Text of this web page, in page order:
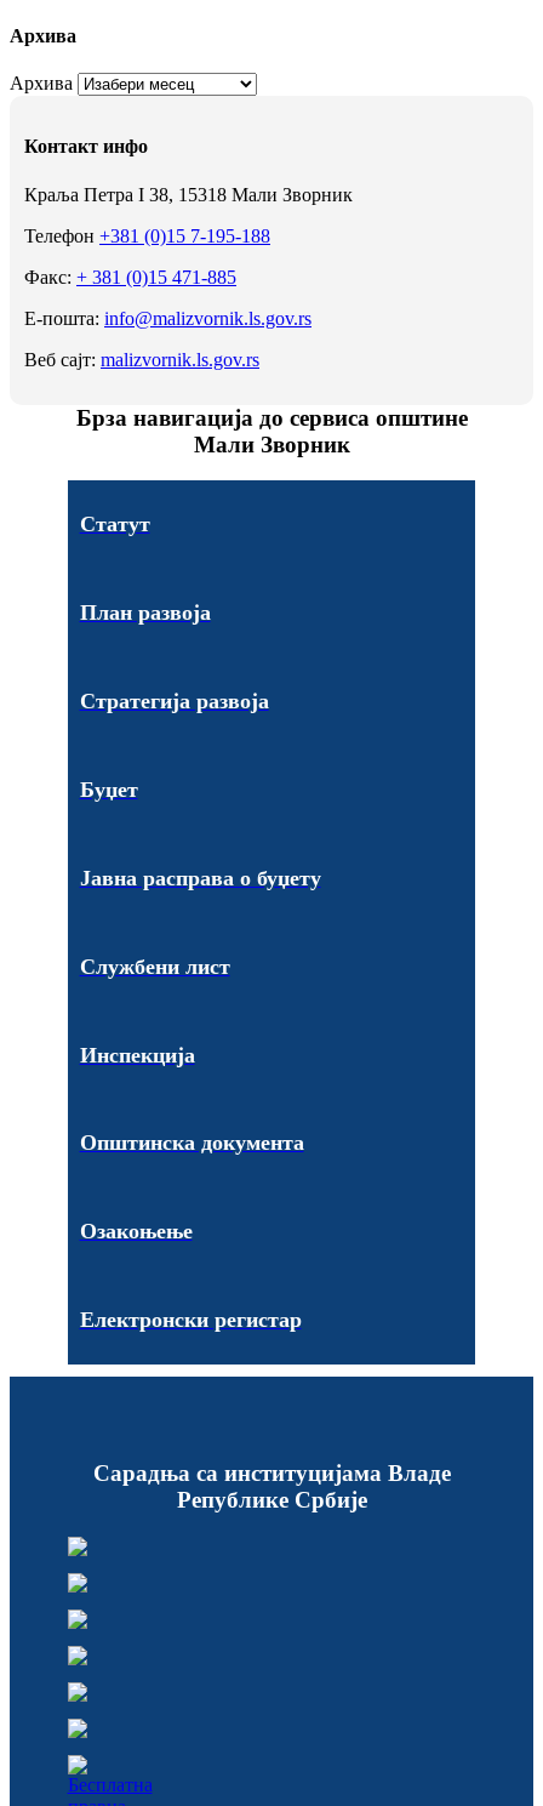
Архива
Архива
Контакт инфо
Краља Петра I 38, 15318 Мали Зворник
Телефон +381 (0)15 7-195-188
Факс: + 381 (0)15 471-885
Е-пошта: info@malizvornik.ls.gov.rs
Веб сајт: malizvornik.ls.gov.rs
Брза навигација до сервиса општине
Мали Зворник
Статут
План развоја
Стратегија развоја
Буџет
Јавна расправа о буџету
Службени лист
Инспекција
Општинска документа
Озакоњење
Електронски регистар
Сарадња са институцијама Владе
Републике Србије